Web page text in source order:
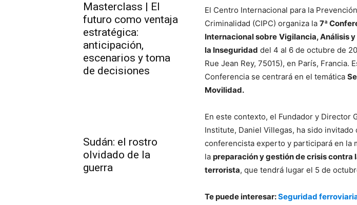
Masterclass | El
futuro como ventaja
estratégica:
anticipación,
escenarios y toma
de decisiones
Sudán: el rostro
olvidado de la
guerra
El Centro Internacional para la
Criminalidad (CIPC) organiza la7ª
Internacional sobre Vigilancia, Análisis
la Inseguridad del 4 al 6 de octubre de
Rue Jean Rey, 75015), en París, Francia.
Conferencia se centrará en el temática
Movilidad.
En este contexto, el Fundador y Director
Institute, Daniel Villegas, ha sido invitado
conferencista experto y participará en la
lapreparación y gestión de crisis contra
terrorista, que tendrá lugar el 5 de
Te puede interesar:Seguridad